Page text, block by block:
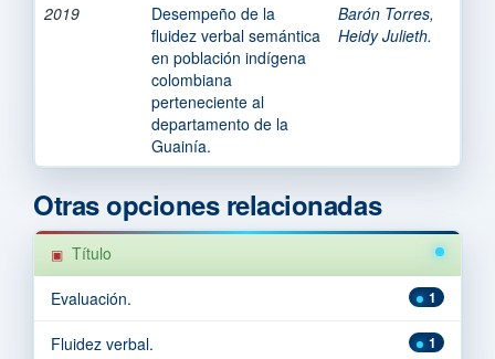
2019
Desempeño de la
fluidez verbal semántica
en población indígena
colombiana
perteneciente al
departamento de la
Guainía.
Barón Torres,
Heidy Julieth.
Otras opciones relacionadas
Título
1
Evaluación.
1
Fluidez verbal.